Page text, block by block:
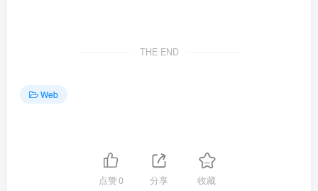
THE END
Web
点赞0 分享 收藏